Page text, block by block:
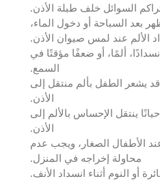
السوائل خلف طبلة الأذن.
بعد السباحة أو دخول الماء،
الألم عند لمس صيوان الأذن.
ألمًا، أو ضعفًا مؤقتًا في
السمع.
قد يشعر الطفل بألم منتقل إلى
الأذن.
ينتقل الإحساس بالألم إلى
الأذن.
الأطفال الصغار، ويجب عدم
محاولة إخراجه في المنزل.
أو النوم أثناء انسداد الأنف.